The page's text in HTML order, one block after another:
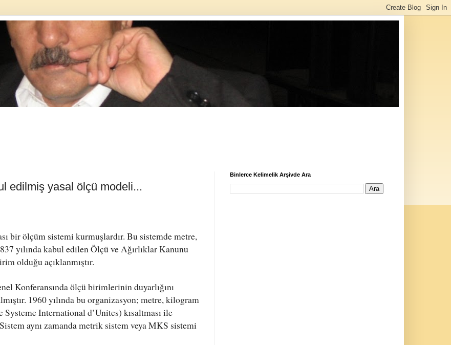
edilmiş yasal ölçü modeli...
bir ölçüm sistemi kurmuşlardır. Bu sistemde metre,
yılında kabul edilen Ölçü ve Ağırlıklar Kanunu
olduğu açıklanmıştır.
Konferansında ölçü birimlerinin duyarlığını
1960 yılında bu organizasyon; metre, kilogram
International d’Unites) kısaltması ile
aynı zamanda metrik sistem veya MKS sistemi
Binlerce Kelimelik Arşivde Ara